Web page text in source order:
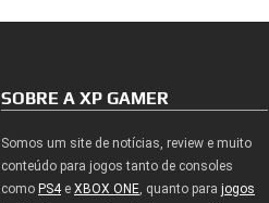
SOBRE A XP GAMER
Somos um site de notícias, review e muito
conteúdo para jogos tanto de consoles
como PS4e XBOX ONE, quanto para jogos